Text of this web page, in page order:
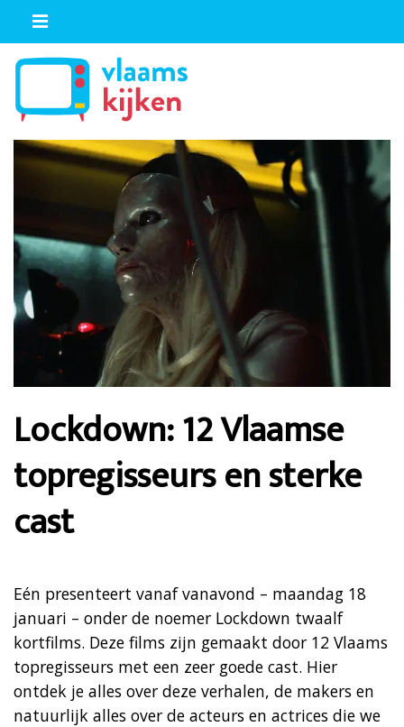
Lockdown: 12 Vlaamse
topregisseurs en sterke
cast
Eén presenteert vanaf vanavond – maandag 18
januari – onder de noemer Lockdown twaalf
kortfilms. Deze films zijn gemaakt door 12 Vlaams
topregisseurs met een zeer goede cast. Hier
ontdek je alles over deze verhalen, de makers en
natuurlijk alles over de acteurs en actrices die we